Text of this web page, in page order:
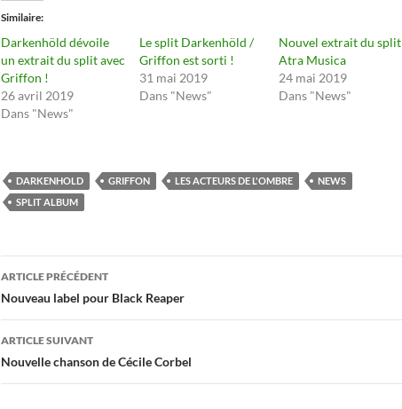
Similaire
Darkenhöld dévoile
un extrait du split avec
Griffon !
26 avril 2019
Dans "News"
Le split Darkenhöld /
Griffon est sorti !
31 mai 2019
Dans "News"
Nouvel extrait du split
Atra Musica
24 mai 2019
Dans "News"
DARKENHOLD GRIFFON LES ACTEURS DE L'OMBRE
NEWS
SPLIT ALBUM
Navigation
des
articles
ARTICLE PRÉCÉDENT
Nouveau label pour Black Reaper
ARTICLE SUIVANT
Nouvelle chanson de Cécile Corbel